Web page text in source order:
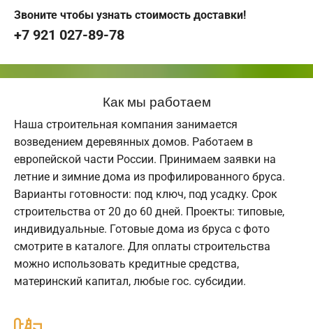
Звоните чтобы узнать стоимость доставки!
+7 921 027-89-78
Как мы работаем
Наша строительная компания занимается
возведением деревянных домов. Работаем в
европейской части России. Принимаем заявки на
летние и зимние дома из профилированного бруса.
Варианты готовности: под ключ, под усадку. Срок
строительства от 20 до 60 дней. Проекты: типовые,
индивидуальные. Готовые дома из бруса с фото
смотрите в каталоге. Для оплаты строительства
можно использовать кредитные средства,
материнский капитал, любые гос. субсидии.